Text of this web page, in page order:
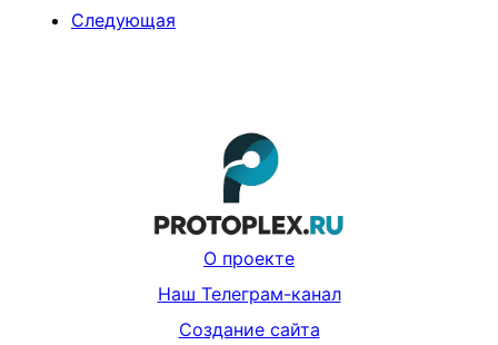
Следующая
О проекте
Наш Телеграм-канал
Создание сайта